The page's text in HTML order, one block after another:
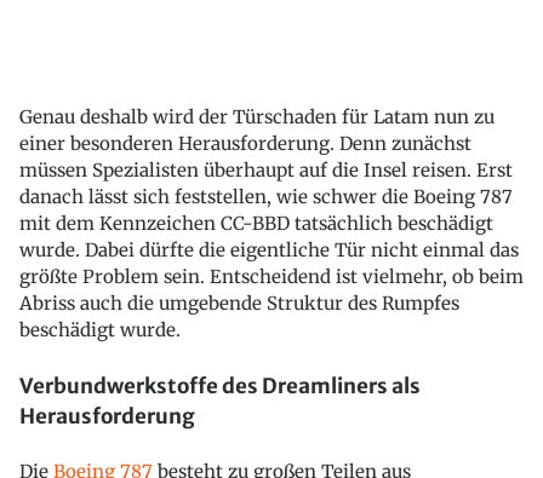
Genau deshalb wird der Türschaden für Latam nun zu
einer besonderen Herausforderung. Denn zunächst
müssen Spezialisten überhaupt auf die Insel reisen. Erst
danach lässt sich feststellen, wie schwer die Boeing 787
mit dem Kennzeichen CC-BBD tatsächlich beschädigt
wurde. Dabei dürfte die eigentliche Tür nicht einmal das
größte Problem sein. Entscheidend ist vielmehr, ob beim
Abriss auch die umgebende Struktur des Rumpfes
beschädigt wurde.
Verbundwerkstoffe des Dreamliners als
Herausforderung
Die Boeing 787 besteht zu großen Teilen aus